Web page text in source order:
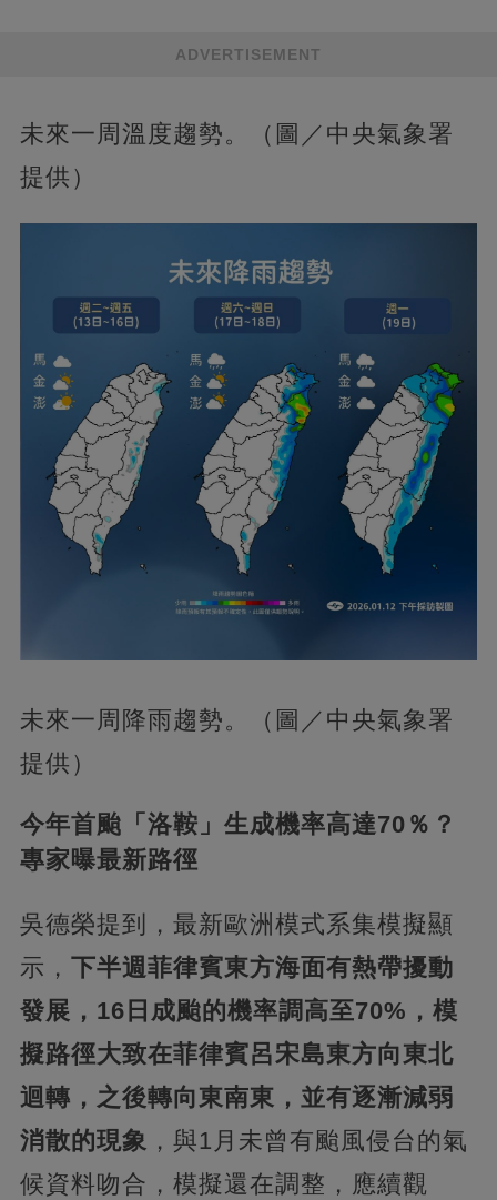
ADVERTISEMENT
未來一周溫度趨勢。（圖／中央氣象署
提供）
未來一周降雨趨勢。（圖／中央氣象署
提供）
今年首颱「洛鞍」生成機率高達70％？
專家曝最新路徑
吳德榮提到，最新歐洲模式系集模擬顯
示， 下半週菲律賓東方海面有熱帶擾動
發展，16日成颱的機率調高至70%，模
擬路徑大致在菲律賓呂宋島東方向東北
迴轉，之後轉向東南東，並有逐漸減弱
消散的現象 ，與1月未曾有颱風侵台的氣
候資料吻合，模擬還在調整，應續觀